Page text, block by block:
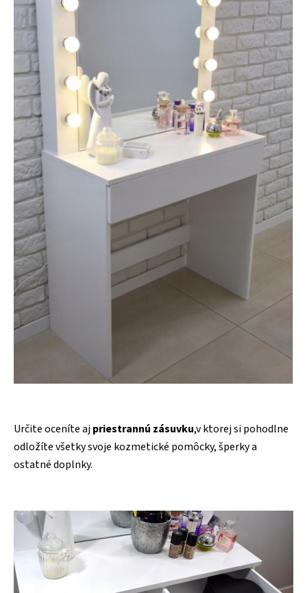
Určite oceníte ajpriestrannú zásuvku,v ktorej si pohodlne
odložíte všetky svoje kozmetické pomôcky, šperky a
ostatné doplnky.